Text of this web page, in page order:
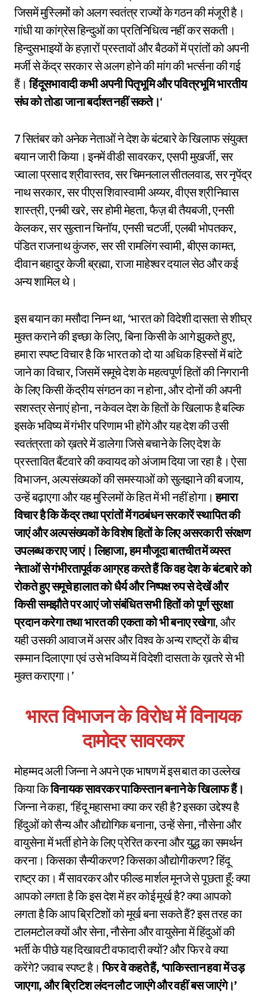
जिसमें मुस्लिमों को अलग स्वतंत्र राज्यों के गठन की मंजूरी है।
गांधी या कांग्रेस हिन्दुओं का प्रतिनिधित्व नहीं कर सकती।
हिन्दुसभाइयों के हज़ारों प्रस्तावों और बैठकों में प्रांतों को अपनी
मर्जी से केंद्र सरकार से अलग होने की मांग की भर्त्सना की गई
हैं।हिंदूसभावादी कभी अपनी पितृभूमि और पवित्रभूमि भारतीय
संघ को तोडा जाना बर्दाश्त नहीं सकते।‘
7 सितंबर को अनेक नेताओं ने देश के बंटबारे के खिलाफ संयुक्त
बयान जारी किया। इनमें वीडी सावरकर, एसपी मुखर्जी, सर
ज्वाला प्रसाद श्रीवास्तव, सर चिमनलाल सीतलवाड, सर नृपेंद्र
नाथ सरकार, सर पीएस शिवास्वामी अय्यर, वीएस श्रीनिवास
शास्त्री, एनबी खरे, सर होमी मेहता, फैज़ बी तैयबजी, एनसी
केलकर, सर सुल्तान चिनॉय, एनसी चटर्जी, एलबी भोपतकर,
पंडित राजनाथ कुंजरु, सर सी रामलिंग स्वामी, बीएस कामत,
दीवान बहादुर केजी ब्रह्मा, राजा माहेश्वर दयाल सेठ और कई
अन्य शामिल थे।
इस बयान का मसौदा निम्न था, ‘भारत को विदेशी दासता से शीघ्र
मुक्त कराने की इच्छा के लिए, बिना किसी के आगे झुकते हुए,
हमारा स्पष्ट विचार है कि भारत को दो या अधिक हिस्सों में बांटे
जाने का विचार, जिसमें समूचे देश के महत्वपूर्ण हितों की निगरानी
के लिए किसी केंद्रीय संगठन का न होना, और दोनों की अपनी
सशस्त्र सेनाएं होना, न केवल देश के हितों के खिलाफ है बल्कि
इसके भविष्य में गंभीर परिणाम भी होंगे और यह देश की उसी
स्वतंत्रता को ख़तरे में डालेगा जिसे बचाने के लिए देश के
प्रस्तावित बैंटवारे की कवायद को अंजाम दिया जा रहा है। ऐसा
विभाजन, अल्पसंख्यकों की समस्याओं को सुलझाने की बजाय,
उन्हें बढ़ाएगा और यह मुस्लिमों के हित में भी नहीं होगा।हमारा
विचार है कि केंद्र तथा प्रांतों में गठबंधन सरकारें स्थापित की
जाएं और अल्पसंख्यकों के विशेष हितों के लिए असरकारी संरक्षण
उपलब्ध कराए जाएं। लिहाजा, हम मौजूदा बातचीत में व्यस्त
नेताओं से गंभीरतापूर्वक आग्रह करते हैं कि वह देश के बंटबारे को
रोकते हुए समूचे हालात को धैर्य और निष्पक्ष रुप से देखें और
किसी समझौते पर आएं जो संबंधित सभी हितों को पूर्ण सुरक्षा
प्रदान करेगा तथा भारत की एकता को भी बनाए रखेगा, और
यही उसकी आवाज में असर और विश्व के अन्य राष्ट्रों के बीच
सम्मान दिलाएगा एवं उसे भविष्य में विदेशी दासता के ख़तरे से भी
मुक्त कराएगा।’
भारत विभाजन के विरोध में विनायक
दामोदर सावरकर
मोहम्मद अली जिन्ना ने अपने एक भाषण में इस बात का उल्लेख
किया किविनायक सावरकर पाकिस्तान बनाने के खिलाफ हैं।
जिन्ना ने कहा, ‘हिंदू महासभा क्या कर रही है? इसका उद्देश्य है
हिंदुओं को सैन्य और औद्योगिक बनाना, उन्हें सेना, नौसेना और
वायुसेना में भर्ती होने के लिए प्रेरित करना और युद्ध का समर्थन
करना। किसका सैन्यीकरण? किसका औद्योगीकरण? हिंदू
राष्ट्र का। मैं सावरकर और फील्ड मार्शल मूनजे से पूछता हूँ: क्या
आपको लगता है कि इस देश में हर कोई मूर्ख है? क्या आपको
लगता है कि आप ब्रिटिशों को मूर्ख बना सकते हैं? इस तरह का
टालमटोल क्यों और सेना, नौसेना और वायुसेना में हिंदुओं की
भर्ती के पीछे यह दिखावटी वफादारी क्यों? और फिर वे क्या
करेंगे? जवाब स्पष्ट है।फिर वे कहते हैं, ‘पाकिस्तान हवा में उड़
जाएगा, और ब्रिटिश लंदन लौट जाएंगे और वहीं बस जाएंगे।’